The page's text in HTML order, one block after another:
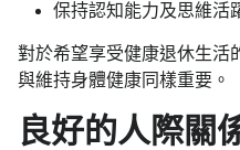
保持認知能力及思維活
對於希望享受健康退休生活
與維持身體健康同樣重要。
良好的人際關